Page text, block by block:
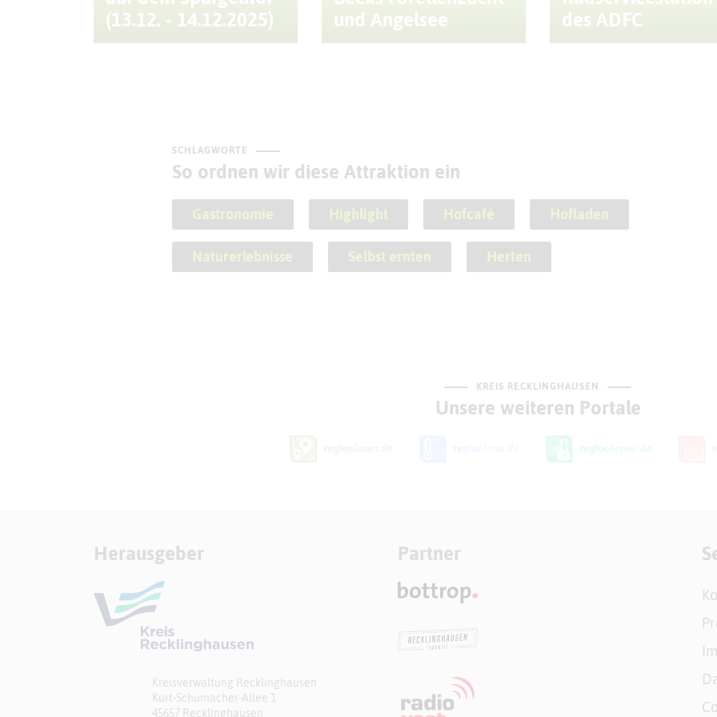
(13.12. - 14.12.2025)
und Angelsee
des ADFC
SCHLAGWORTE
So ordnen wir diese Attraktion ein
Gastronomie Highlight Hofcafé Hofladen
Naturerlebnisse Selbst ernten Herten
KREIS RECKLINGHAUSEN
Unsere weiteren Portale
Herausgeber
Kreisverwaltung Recklinghausen
Kurt-Schumacher-Allee 1
45657 Recklinghausen
Partner